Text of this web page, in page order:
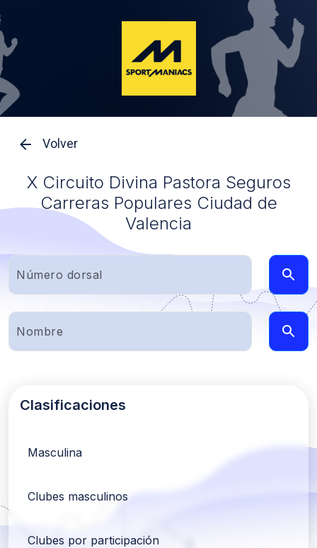
Volver
X Circuito Divina Pastora Seguros
Carreras Populares Ciudad de
Valencia
Clasificaciones
Masculina
Clubes masculinos
Clubes por participación